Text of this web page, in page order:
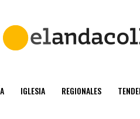
IGLESIA REGIONALES